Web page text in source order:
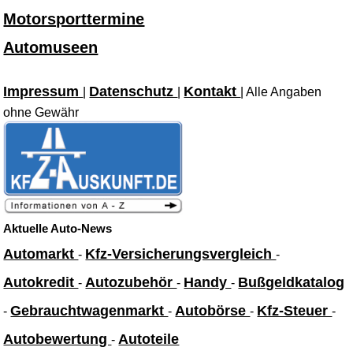
Motorsporttermine
Automuseen
Impressum Datenschutz Kontakt
| Alle Angaben
ohne Gewähr
Aktuelle Auto-News
Automarkt- Kfz-Versicherungsvergleich-
Autokredit- Autozubehör- Handy- Bußgeldkatalog
-Gebrauchtwagenmarkt- Autobörse- Kfz-Steuer-
Autobewertung- Autoteile